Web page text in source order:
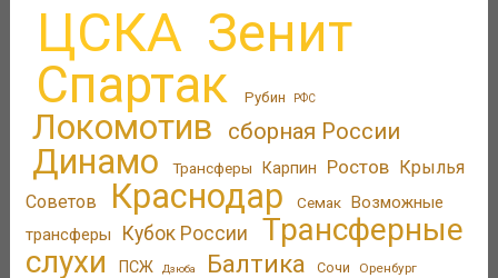
ЦСКА Зенит
Спартак Рубин РФС
Локомотив сборная России
Динамо Трансферы Карпин Ростов
Крылья
Советов
Краснодар Семак Возможные
трансферы
Кубок России
Трансферные
слухи
ПСЖ Дзюба Балтика Сочи Оренбург